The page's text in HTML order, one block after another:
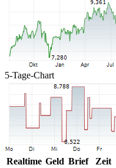
5-Tage-Chart
Realtime Geld Brief
Zeit